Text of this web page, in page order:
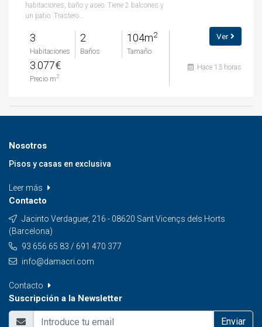
habitaciones, baño y aseo. Tiene 2 balcones y
un patio. Trastero...
3
Habitaciones
2
Baños
104m2
Tamaño
3.077€
Precio m 2
Ver
Hace 13 horas
Nosotros
Pisos y casas en exclusiva
Leer más
Contacto
Jacinto Verdaguer, 216 - 08620 Sant Vicençs dels Horts
(Barcelona)
93 656 65 83 / 691 470 377
info@damacri.com
Contacto
Suscripción a la Newsletter
Enviar